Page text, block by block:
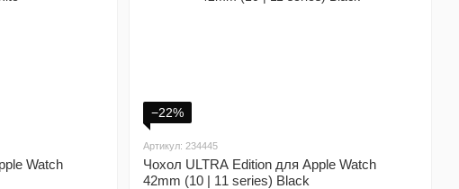
Watch
−22%
Артикул: 234445
Чохол ULTRA Edition для Apple Watch
42mm (10 | 11 series) Black